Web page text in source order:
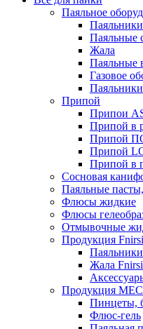
Паяльное
Паяльники
Паяльные
Жала
Паяльные
Газовое
Припой
Припои
Припой в
Припой
Припой
Припой в
Сосновая
Паяльные
Флюсы жидкие
Флюсы
Отмывочные
Продукция Fnirsi
Жала Fnirsi
Продукция
Пинцеты,
Флюс-гель